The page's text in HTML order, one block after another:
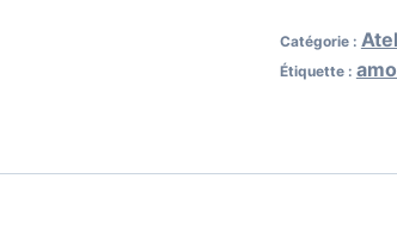
Catégorie :
Étiquette :